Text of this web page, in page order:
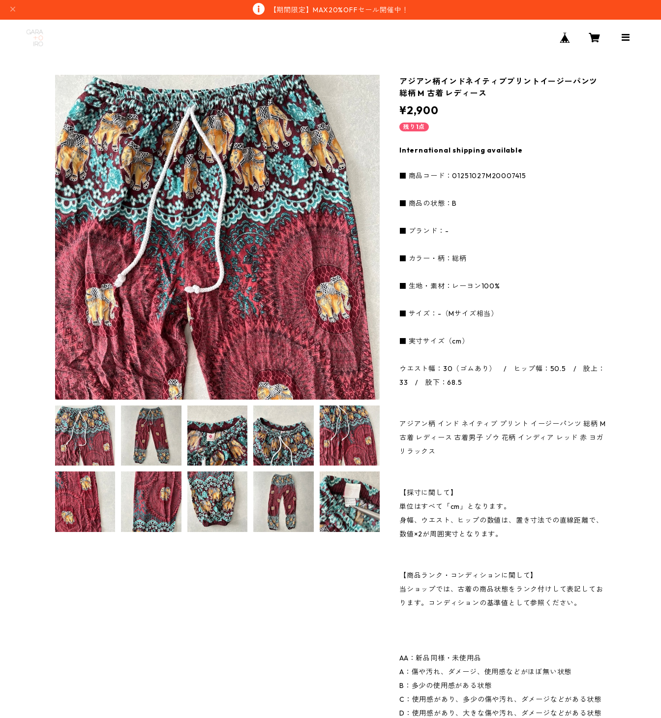
【期間限定】MAX20%OFFセール開催中！
アジアン柄インドネイティブプリントイージーパンツ
総柄 M 古着 レディース
¥2,900
残り1点
International shipping available
■ 商品コード：01251027M20007415
■ 商品の状態：B
■ ブランド：-
■ カラー・柄：総柄
■ 生地・素材：レーヨン100%
■ サイズ：-（Mサイズ相当）
■ 実寸サイズ（cm）
ウエスト幅：30（ゴムあり） / ヒップ幅：50.5 / 股上：
33 / 股下：68.5
アジアン柄 インド ネイティブ プリント イージーパンツ 総柄 M
古着 レディース 古着男子 ゾウ 花柄 インディア レッド 赤 ヨガ
リラックス
【採寸に関して】
単位はすべて「cm」となります。
身幅、ウエスト、ヒップの数値は、置き寸法での直線距離で、
数値×2が周囲実寸となります。
【商品ランク・コンディションに関して】
当ショップでは、古着の商品状態をランク付けして表記してお
ります。コンディションの基準値として参照ください。
AA：新品同様・未使用品
A：傷や汚れ、ダメージ、使用感などがほぼ無い状態
B：多少の使用感がある状態
C：使用感があり、多少の傷や汚れ、ダメージなどがある状態
D：使用感があり、大きな傷や汚れ、ダメージなどがある状態